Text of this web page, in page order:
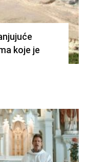
koje je